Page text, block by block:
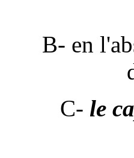
B- en
C- le